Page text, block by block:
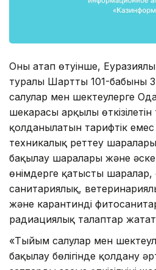
Оның атап өтуінше,
туралы Шарттың 101-
салулар мен шектеулерге
шекарасы арқылы
қолданылатын тарифтік
техникалық реттеу
бақылау шаралары және
өнімдерге қатысты
санитариялық,
және карантинді
радиациялық талаптар
«Тыйым салулар мен
бақылау бөлігінде қолдану